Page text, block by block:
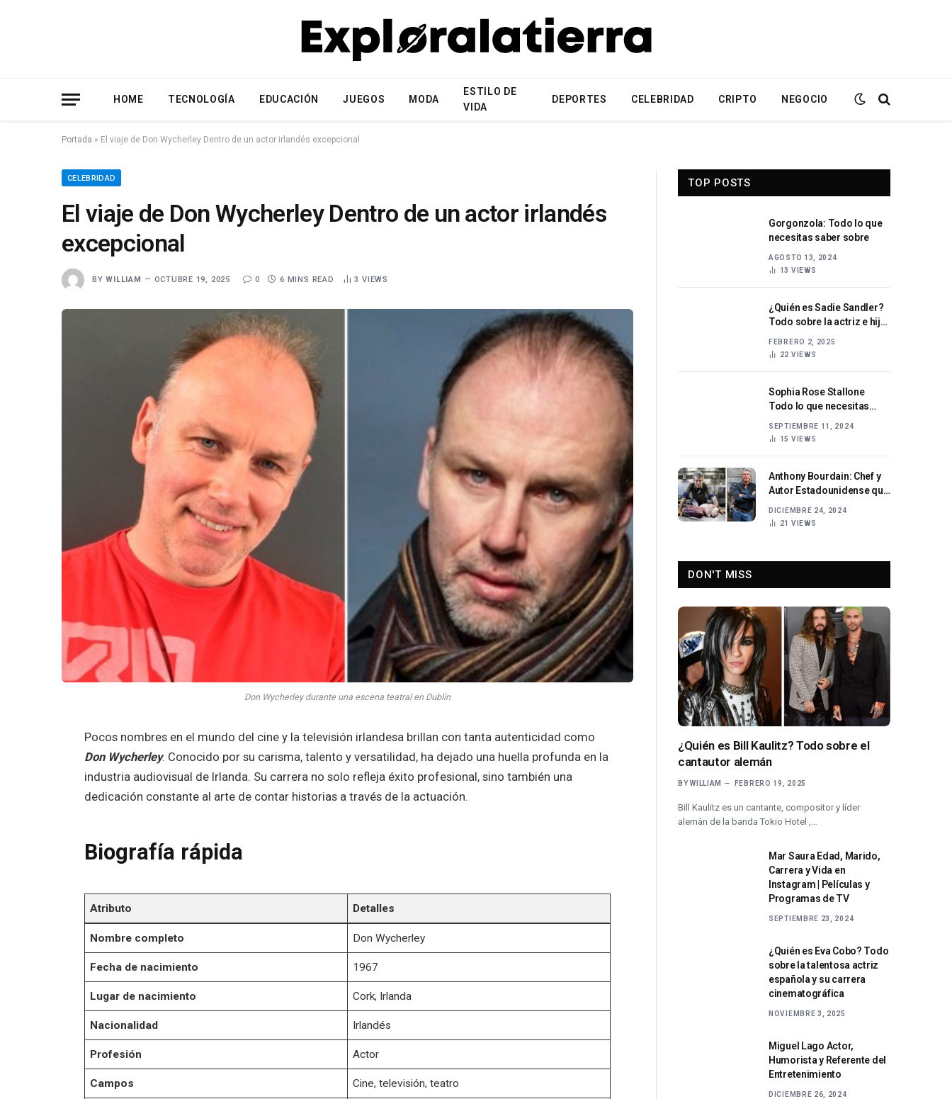
HOME TECNOLOGÍA EDUCACIÓN JUEGOS MODA
ESTILO DE
VIDA
DEPORTES CELEBRIDAD CRIPTO NEGOCIO
Portada » El viaje de Don Wycherley Dentro de un actor irlandés excepcional
CELEBRIDAD
El viaje de Don Wycherley Dentro de un actor irlandés
excepcional
BY WILLIAM OCTUBRE 19, 2025 0 6 MINS READ 3 VIEWS
Don Wycherley durante una escena teatral en Dublín
Pocos nombres en el mundo del cine y la televisión irlandesa brillan con tanta autenticidad como
Don Wycherley. Conocido por su carisma, talento y versatilidad, ha dejado una huella profunda en la
industria audiovisual de Irlanda. Su carrera no solo refleja éxito profesional, sino también una
dedicación constante al arte de contar historias a través de la actuación.
Biografía rápida
Atributo Detalles
Nombre completo Don Wycherley
Fecha de nacimiento 1967
Lugar de nacimiento Cork, Irlanda
Nacionalidad Irlandés
Profesión Actor
Campos Cine, televisión, teatro
TOP POSTS
Gorgonzola: Todo lo que
necesitas saber sobre
AGOSTO 13, 2024
13 VIEWS
¿Quién es Sadie Sandler?
Todo sobre la actriz e hija
FEBRERO 2, 2025
22 VIEWS
Sophia Rose Stallone
Todo lo que necesitas
Sylvester Stallone
SEPTIEMBRE 11, 2024
15 VIEWS
Anthony Bourdain: Chef y
Autor Estadounidense que
DICIEMBRE 24, 2024
21 VIEWS
DON'T MISS
¿Quién es Bill Kaulitz? Todo sobre el
cantautor alemán
BY WILLIAM FEBRERO 19, 2025
Bill Kaulitz es un cantante, compositor y líder
alemán de la banda Tokio Hotel ,…
Mar Saura Edad, Marido,
Carrera y Vida en
Instagram | Películas y
Programas de TV
SEPTIEMBRE 23, 2024
¿Quién es Eva Cobo? Todo
sobre la talentosa actriz
española y su carrera
cinematográfica
NOVIEMBRE 3, 2025
Miguel Lago Actor,
Humorista y Referente del
Entretenimiento
DICIEMBRE 26, 2024